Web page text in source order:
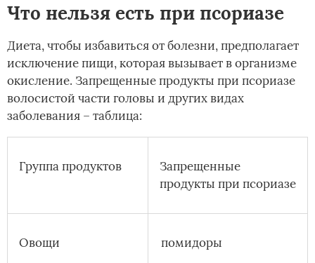
Что нельзя есть при псориазе
Диета, чтобы избавиться от болезни, предполагает
исключение пищи, которая вызывает в организме
окисление. Запрещенные продукты при псориазе
волосистой части головы и других видах
заболевания – таблица:
Группа продуктов
Запрещенные
продукты при псориазе
Овощи
помидоры